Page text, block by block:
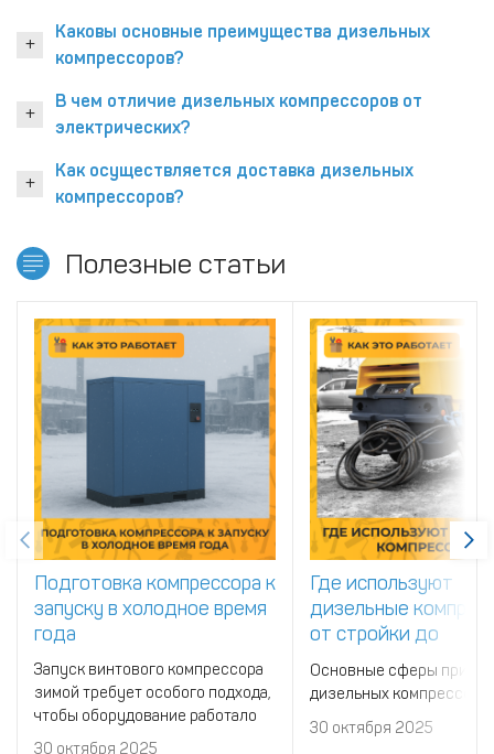
Каковы основные преимущества дизельных
компрессоров?
В чем отличие дизельных компрессоров от
электрических?
Как осуществляется доставка дизельных
компрессоров?
Полезные статьи
Подготовка компрессора к
запуску в холодное время
года
Запуск винтового компрессора
зимой требует особого подхода,
чтобы оборудование работало
надежно и безопасно.
30 октября 2025
Где используют
дизельные
от стройки до
спасательных работ
Основные сферы
дизельных
30 октября 2025